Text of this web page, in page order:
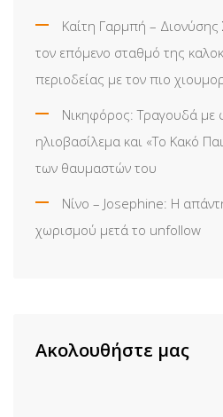
Καίτη Γαρμπή – Διονύσης
τον επόμενο σταθμό της
περιοδείας με τον πιο
Νικηφόρος: Τραγουδά με
ηλιοβασίλεμα και «Το Κακό
των θαυμαστών του
Νίνο – Josephine: Η
χωρισμού μετά το unfollow
Ακολουθήστε μας